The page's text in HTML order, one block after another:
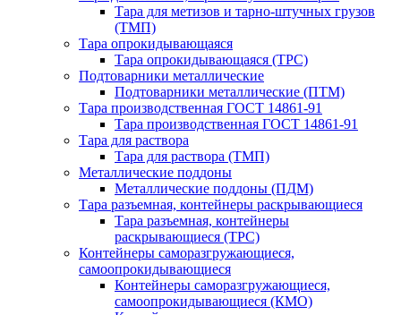
Тара для метизов и тарно-штучных грузов
(ТМП)
Тара опрокидывающаяся
Тара опрокидывающаяся (ТРС)
Подтоварники металлические
Подтоварники металлические (ПТМ)
Тара производственная ГОСТ 14861-91
Тара производственная ГОСТ 14861-91
Тара для раствора
Тара для раствора (ТМП)
Металлические поддоны
Металлические поддоны (ПДМ)
Тара разъемная, контейнеры раскрывающиеся
Тара разъемная, контейнеры
раскрывающиеся (ТРС)
Контейнеры саморазгружающиеся,
самоопрокидывающиеся
Контейнеры саморазгружающиеся,
самоопрокидывающиеся (КМО)